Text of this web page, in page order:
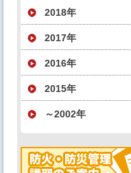
2018年
2017年
2016年
2015年
～2002年